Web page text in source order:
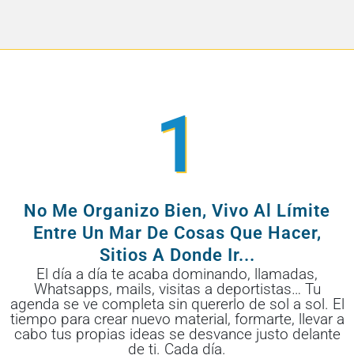
1
No Me Organizo Bien, Vivo Al Límite
Entre Un Mar De Cosas Que Hacer,
Sitios A Donde Ir...
El día a día te acaba dominando, llamadas,
Whatsapps, mails, visitas a deportistas… Tu
agenda se ve completa sin quererlo de sol a sol. El
tiempo para crear nuevo material, formarte, llevar a
cabo tus propias ideas se desvance justo delante
de ti. Cada día.